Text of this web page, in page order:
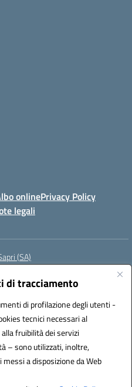
di tracciamento
di profilazione degli utenti -
tecnici necessari al
fruibilità dei servizi
– sono utilizzati, inoltre,
a disposizione da Web
onlinePrivacy Policy
legali
(SA)
(IPA): istsc_saic878008
3D Solution S.r.l.